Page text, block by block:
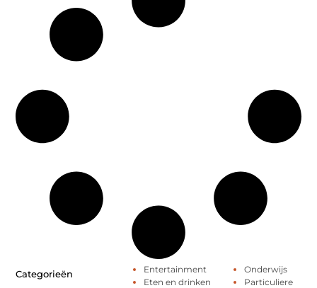
Categorieën
Entertainment
Eten en drinken
Onderwijs
Particuliere